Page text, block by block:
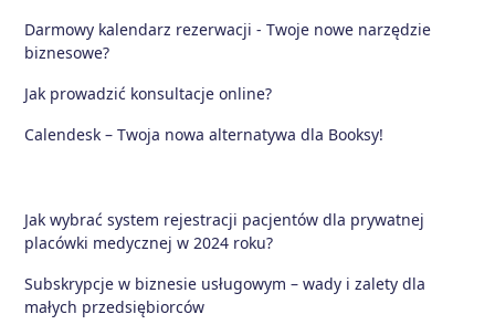
Darmowy kalendarz rezerwacji - Twoje nowe narzędzie
biznesowe?
Jak prowadzić konsultacje online?
Calendesk – Twoja nowa alternatywa dla Booksy!
Jak wybrać system rejestracji pacjentów dla prywatnej
placówki medycznej w 2024 roku?
Subskrypcje w biznesie usługowym – wady i zalety dla
małych przedsiębiorców